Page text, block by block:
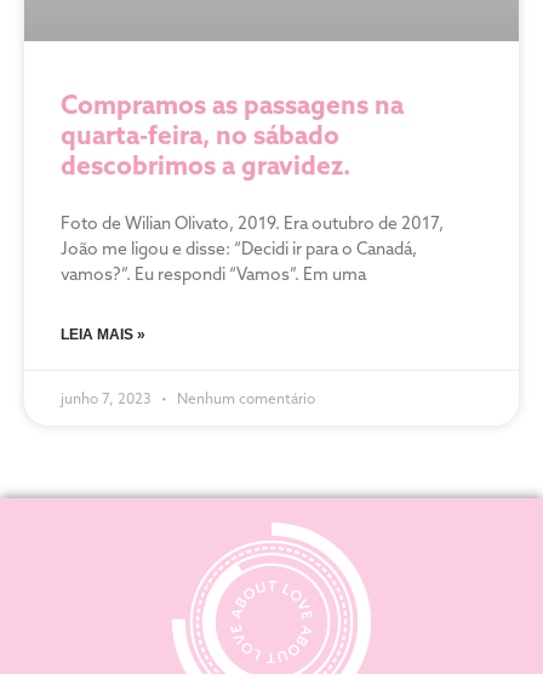
Compramos as passagens na
quarta-feira, no sábado
descobrimos a gravidez.
Foto de Wilian Olivato, 2019. Era outubro de 2017,
João me ligou e disse: “Decidi ir para o Canadá,
vamos?”. Eu respondi “Vamos”. Em uma
LEIA MAIS »
junho 7, 2023 Nenhum comentário